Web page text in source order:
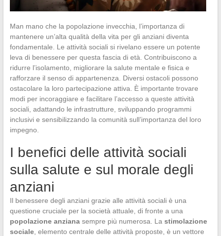
Man mano che la popolazione invecchia, l’importanza di
mantenere un’alta qualità della vita per gli anziani diventa
fondamentale. Le attività sociali si rivelano essere un potente
leva di benessere per questa fascia di età. Contribuiscono a
ridurre l’isolamento, migliorare la salute mentale e fisica e
rafforzare il senso di appartenenza. Diversi ostacoli possono
ostacolare la loro partecipazione attiva. È importante trovare
modi per incoraggiare e facilitare l’accesso a queste attività
sociali, adattando le infrastrutture, sviluppando programmi
inclusivi e sensibilizzando la comunità sull’importanza del loro
impegno.
I benefici delle attività sociali
sulla salute e sul morale degli
anziani
Il benessere degli anziani grazie alle attività sociali è una
questione cruciale per la società attuale, di fronte a una
popolazione anzianasempre più numerosa. La stimolazione
sociale, elemento centrale delle attività proposte, è un vettore